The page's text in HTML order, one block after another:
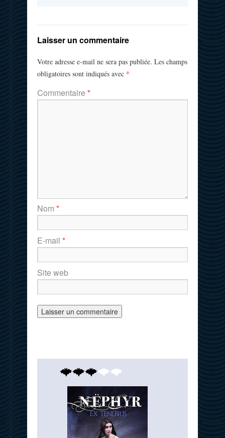
Laisser un commentaire
Votre adresse e-mail ne sera pas publiée. Les champs
obligatoires sont indiqués avec *
Commentaire *
Nom *
E-mail *
Site web